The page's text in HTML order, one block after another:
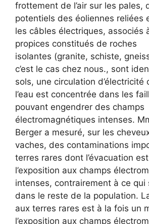
frottement de l’air sur les pales,
potentiels des éoliennes reliées
les câbles électriques, associés
propices constitués de roches
isolantes (granite, schiste,
c’est le cas chez nous., sont
sols, une circulation d’électricité
l’eau est concentrée dans les
pouvant engendrer des champs
électromagnétiques intenses.
Berger a mesuré, sur les
vaches, des contaminations
terres rares dont l’évacuation
l’exposition aux champs
intenses, contrairement à ce qui
dans le reste de la population.
aux terres rares est à la fois un
l’exposition aux champs